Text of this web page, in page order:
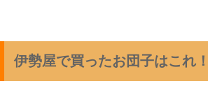
伊勢屋で買ったお団子はこれ